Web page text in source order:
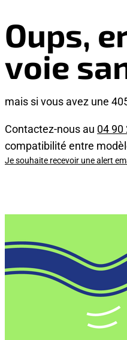
Oups,
voie
mais si vous avez une
Contactez-nous au 04 90
compatibilité entre
Je souhaite recevoir une alert